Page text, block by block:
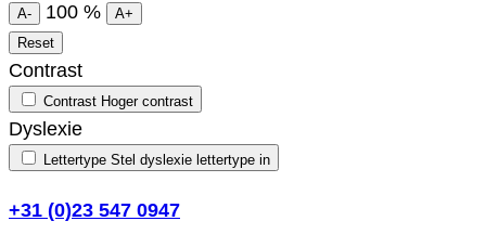
A- 100 %
A+
Reset
Contrast
Contrast Hoger contrast
Dyslexie
Lettertype Stel dyslexie lettertype in
+31 (0)23 547 0947